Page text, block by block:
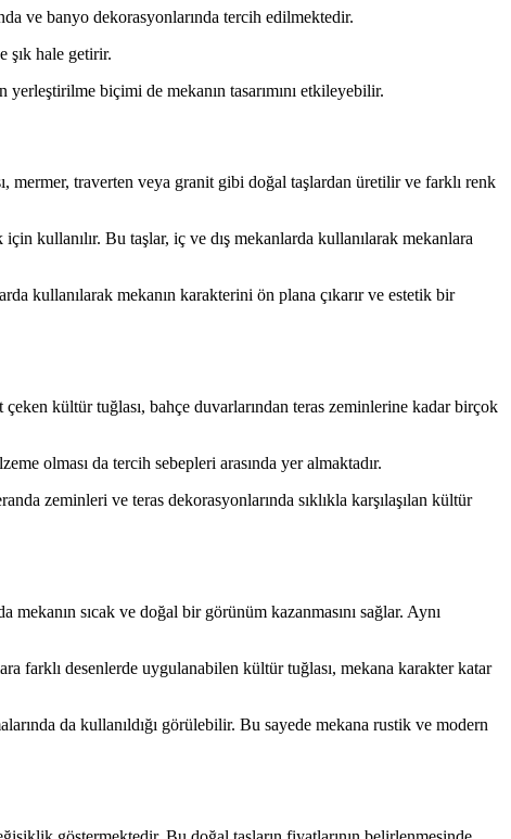
ve banyo dekorasyonlarında tercih edilmektedir.
şık hale getirir.
biçimi de mekanın tasarımını etkileyebilir.
mermer, traverten veya granit gibi doğal taşlardan üretilir ve farklı renk
kullanılır. Bu taşlar, iç ve dış mekanlarda kullanılarak mekanlara
kullanılarak mekanın karakterini ön plana çıkarır ve estetik bir
kültür tuğlası, bahçe duvarlarından teras zeminlerine kadar birçok
olması da tercih sebepleri arasında yer almaktadır.
zeminleri ve teras dekorasyonlarında sıklıkla karşılaşılan kültür
sıcak ve doğal bir görünüm kazanmasını sağlar. Aynı
farklı desenlerde uygulanabilen kültür tuğlası, mekana karakter katar
da kullanıldığı görülebilir. Bu sayede mekana rustik ve modern